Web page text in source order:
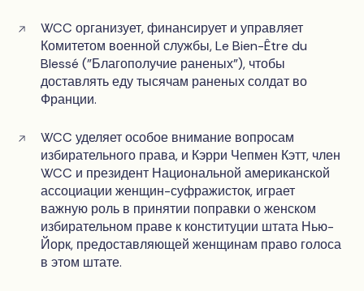
WCC организует, финансирует и управляет
Комитетом военной службы, Le Bien-Être du
Blessé ("Благополучие раненых"), чтобы
доставлять еду тысячам раненых солдат во
Франции.
WCC уделяет особое внимание вопросам
избирательного права, и Кэрри Чепмен Кэтт, член
WCC и президент Национальной американской
ассоциации женщин-суфражисток, играет
важную роль в принятии поправки о женском
избирательном праве к конституции штата Нью-
Йорк, предоставляющей женщинам право голоса
в этом штате.